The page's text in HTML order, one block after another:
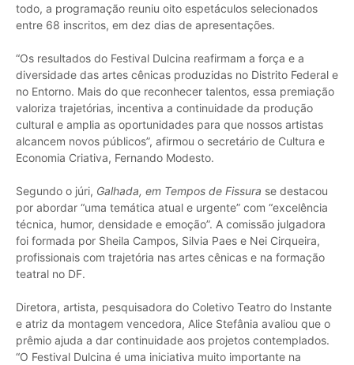
todo, a programação reuniu oito espetáculos selecionados
entre 68 inscritos, em dez dias de apresentações.
“Os resultados do Festival Dulcina reafirmam a força e a
diversidade das artes cênicas produzidas no Distrito Federal e
no Entorno. Mais do que reconhecer talentos, essa premiação
valoriza trajetórias, incentiva a continuidade da produção
cultural e amplia as oportunidades para que nossos artistas
alcancem novos públicos”, afirmou o secretário de Cultura e
Economia Criativa, Fernando Modesto.
Segundo o júri, Galhada, em Tempos de Fissura se destacou
por abordar “uma temática atual e urgente” com “excelência
técnica, humor, densidade e emoção”. A comissão julgadora
foi formada por Sheila Campos, Silvia Paes e Nei Cirqueira,
profissionais com trajetória nas artes cênicas e na formação
teatral no DF.
Diretora, artista, pesquisadora do Coletivo Teatro do Instante
e atriz da montagem vencedora, Alice Stefânia avaliou que o
prêmio ajuda a dar continuidade aos projetos contemplados.
“O Festival Dulcina é uma iniciativa muito importante na